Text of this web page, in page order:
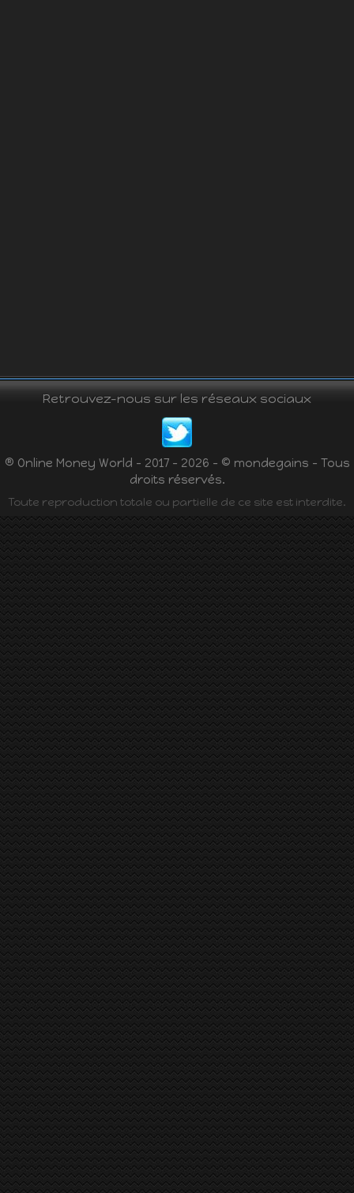
Retrouvez-nous sur les réseaux sociaux
® Online Money World - 2017 - 2026 - © mondegains - Tous
droits réservés.
Toute reproduction totale ou partielle de ce site est interdite.